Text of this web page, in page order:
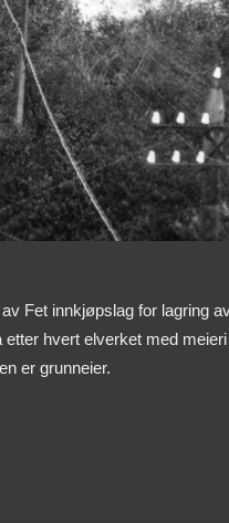
Fet innkjøpslag for lagring
hvert elverket med
er grunneier.